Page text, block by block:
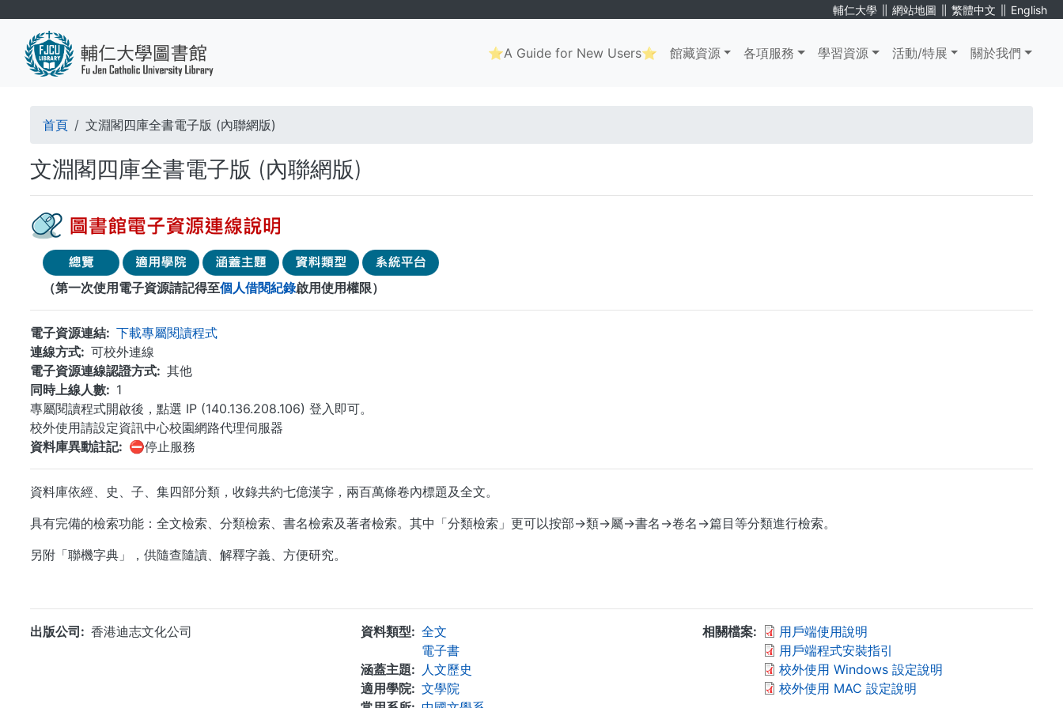
輔仁大學 ∥ 網站地圖 ∥ 繁體中文 ∥ English
Main
navigation
⭐A Guide for New Users⭐ 館藏資源 各項服務 學習資源 活動/特展 關於我們
導
航
連
結
首頁 文淵閣四庫全書電子版 (內聯網版)
文淵閣四庫全書電子版 (內聯網版)
（第一次使用電子資源請記得至個人借閱紀錄啟用使用權限）
電子資源連結
下載專屬閱讀程式
連線方式
可校外連線
電子資源連線認證方式
其他
同時上線人數
1
專屬閱讀程式開啟後，點選 IP (140.136.208.106) 登入即可。
校外使用請設定資訊中心校園網路代理伺服器
資料庫異動註記
⛔停止服務
資料庫依經、史、子、集四部分類，收錄共約七億漢字，兩百萬條卷內標題及全文。
具有完備的檢索功能：全文檢索、分類檢索、書名檢索及著者檢索。其中「分類檢索」更可以按部→類→屬→書名→卷名→篇目等分類進行檢索。
另附「聯機字典」，供隨查隨讀、解釋字義、方便研究。
出版公司 香港迪志文化公司 資料類型
全文
電子書
涵蓋主題
人文歷史
適用學院
文學院
相關檔案
用戶端使用說明
用戶端程式安裝指引
校外使用 Windows 設定說明
校外使用 MAC 設定說明